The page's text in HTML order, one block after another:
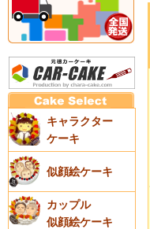
キャラクター
ケーキ
似顔絵ケーキ
カップル
似顔絵ケーキ